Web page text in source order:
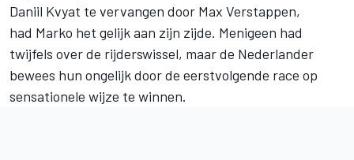
Daniil Kvyat te vervangen door Max Verstappen,
had Marko het gelijk aan zijn zijde. Menigeen had
twijfels over de rijderswissel, maar de Nederlander
bewees hun ongelijk door de eerstvolgende race op
sensationele wijze te winnen.